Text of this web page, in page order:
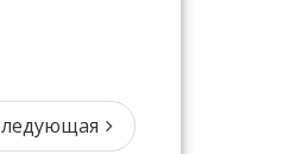
Следующая